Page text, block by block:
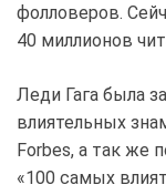
фолловеров.
40 миллионов
Леди Гага была
влиятельных
Forbes, а так же
«100 самых